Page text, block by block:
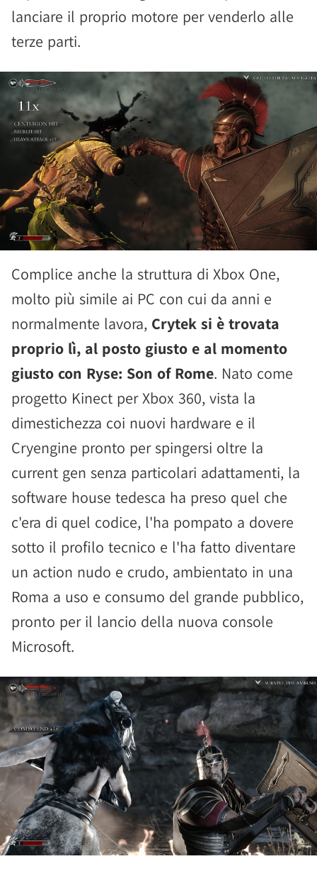
lanciare il proprio motore per venderlo alle
terze parti.
Complice anche la struttura di Xbox One,
molto più simile ai PC con cui da anni e
normalmente lavora, Crytek si è trovata
proprio lì, al posto giusto e al momento
giusto con Ryse: Son of Rome. Nato come
progetto Kinect per Xbox 360, vista la
dimestichezza coi nuovi hardware e il
Cryengine pronto per spingersi oltre la
current gen senza particolari adattamenti, la
software house tedesca ha preso quel che
c'era di quel codice, l'ha pompato a dovere
sotto il profilo tecnico e l'ha fatto diventare
un action nudo e crudo, ambientato in una
Roma a uso e consumo del grande pubblico,
pronto per il lancio della nuova console
Microsoft.